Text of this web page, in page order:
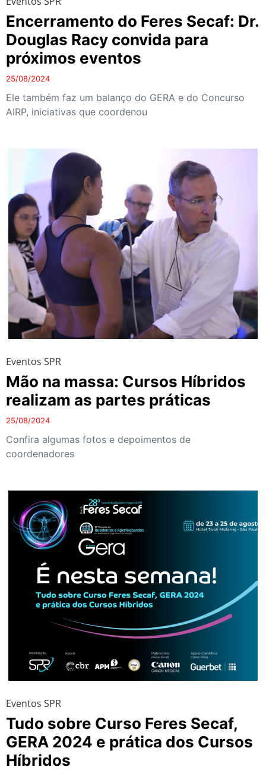
Encerramento do Feres Secaf: Dr.
Douglas Racy convida para
próximos eventos
25/08/2024
Ele também faz um balanço do GERA e do Concurso
AIRP, iniciativas que coordenou
Eventos SPR
Mão na massa: Cursos Híbridos
realizam as partes práticas
25/08/2024
Confira algumas fotos e depoimentos de
coordenadores
Eventos SPR
Tudo sobre Curso Feres Secaf,
GERA 2024 e prática dos Cursos
Híbridos